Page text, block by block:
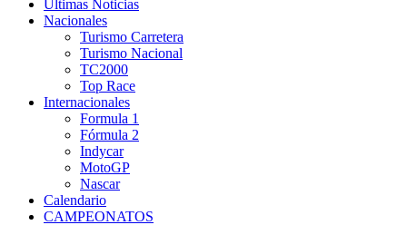
Últimas Noticias
Nacionales
Turismo Carretera
Turismo Nacional
TC2000
Top Race
Internacionales
Formula 1
Fórmula 2
Indycar
MotoGP
Nascar
Calendario
CAMPEONATOS